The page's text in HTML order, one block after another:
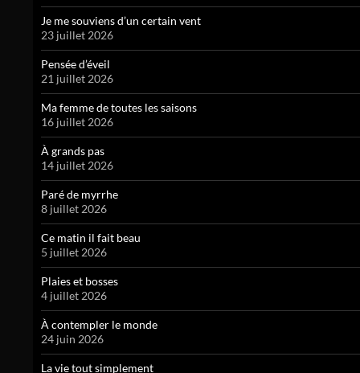
Je me souviens d’un certain vent
23 juillet 2026
Pensée d’éveil
21 juillet 2026
Ma femme de toutes les saisons
16 juillet 2026
À grands pas
14 juillet 2026
Paré de myrrhe
8 juillet 2026
Ce matin il fait beau
5 juillet 2026
Plaies et bosses
4 juillet 2026
À contempler le monde
24 juin 2026
La vie tout simplement